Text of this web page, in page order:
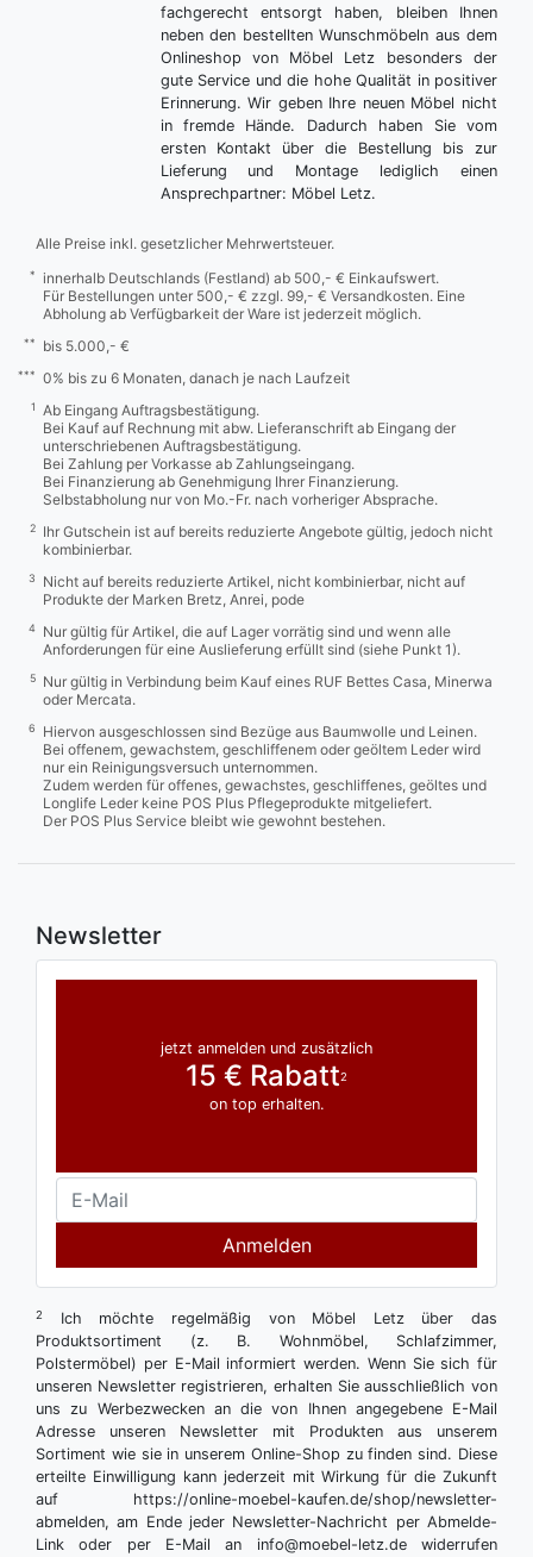
fachgerecht entsorgt haben, bleiben Ihnen
neben den bestellten Wunschmöbeln aus dem
Onlineshop von Möbel Letz besonders der
gute Service und die hohe Qualität in positiver
Erinnerung. Wir geben Ihre neuen Möbel nicht
in fremde Hände. Dadurch haben Sie vom
ersten Kontakt über die Bestellung bis zur
Lieferung und Montage lediglich einen
Ansprechpartner: Möbel Letz.
Alle Preise inkl. gesetzlicher Mehrwertsteuer.
*
innerhalb Deutschlands (Festland) ab 500,- € Einkaufswert.
Für Bestellungen unter 500,- € zzgl. 99,- € Versandkosten. Eine
Abholung ab Verfügbarkeit der Ware ist jederzeit möglich.
** bis 5.000,- €
*** 0% bis zu 6 Monaten, danach je nach Laufzeit
1
Ab Eingang Auftragsbestätigung.
Bei Kauf auf Rechnung mit abw. Lieferanschrift ab Eingang der
unterschriebenen Auftragsbestätigung.
Bei Zahlung per Vorkasse ab Zahlungseingang.
Bei Finanzierung ab Genehmigung Ihrer Finanzierung.
Selbstabholung nur von Mo.-Fr. nach vorheriger Absprache.
2
Ihr Gutschein ist auf bereits reduzierte Angebote gültig, jedoch nicht
kombinierbar.
3
Nicht auf bereits reduzierte Artikel, nicht kombinierbar, nicht auf
Produkte der Marken Bretz, Anrei, pode
4
Nur gültig für Artikel, die auf Lager vorrätig sind und wenn alle
Anforderungen für eine Auslieferung erfüllt sind (siehe Punkt 1).
5
Nur gültig in Verbindung beim Kauf eines RUF Bettes Casa, Minerwa
oder Mercata.
6
Hiervon ausgeschlossen sind Bezüge aus Baumwolle und Leinen.
Bei offenem, gewachstem, geschliffenem oder geöltem Leder wird
nur ein Reinigungsversuch unternommen.
Zudem werden für offenes, gewachstes, geschliffenes, geöltes und
Longlife Leder keine POS Plus Pflegeprodukte mitgeliefert.
Der POS Plus Service bleibt wie gewohnt bestehen.
Newsletter
jetzt anmelden und zusätzlich
15 € Rabatt2
on top erhalten.
Anmelden
2
Ich möchte regelmäßig von Möbel Letz über das
Produktsortiment (z. B. Wohnmöbel, Schlafzimmer,
Polstermöbel) per E-Mail informiert werden. Wenn Sie sich für
unseren Newsletter registrieren, erhalten Sie ausschließlich von
uns zu Werbezwecken an die von Ihnen angegebene E-Mail
Adresse unseren Newsletter mit Produkten aus unserem
Sortiment wie sie in unserem Online-Shop zu finden sind. Diese
erteilte Einwilligung kann jederzeit mit Wirkung für die Zukunft
auf https://online-moebel-kaufen.de/shop/newsletter-
abmelden, am Ende jeder Newsletter-Nachricht per Abmelde-
Link oder per E-Mail an info@moebel-letz.de widerrufen